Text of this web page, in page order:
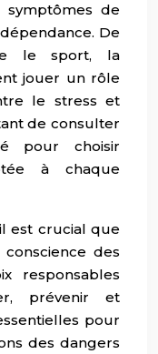
de
De
le sport, la
jouer un rôle
le stress et
de consulter
pour choisir
à chaque
est crucial que
des
responsables
prévenir et
pour
des dangers